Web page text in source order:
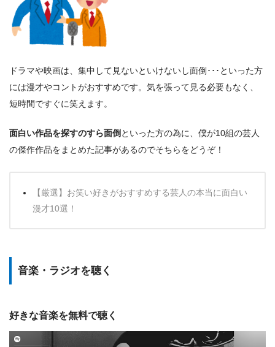
ドラマや映画は、集中して見ないといけないし面倒･･･といった方
には漫才やコントがおすすめです。気を張って見る必要もなく、
短時間ですぐに笑えます。
面白い作品を探すのすら面倒 といった方の為に、僕が10組の芸人
の傑作作品をまとめた記事があるのでそちらをどうぞ！
【厳選】お笑い好きがおすすめする芸人の本当に面白い
漫才10選！
音楽・ラジオを聴く
好きな音楽を無料で聴く